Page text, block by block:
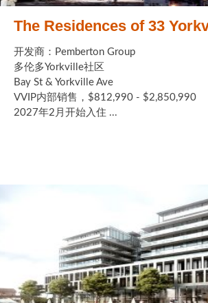
The Residences of 33
开发商：Pemberton Group
多伦多Yorkville社区
Bay St & Yorkville Ave
VVIP内部销售，$812,990 - $2,850,990
2027年2月开始入住 ...